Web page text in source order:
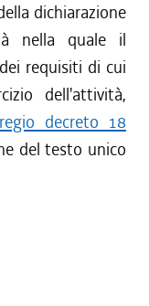
dichiarazione
nella quale il
requisiti di cui
dell'attività,
regio decreto 18
del testo unico